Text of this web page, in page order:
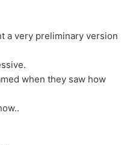
a very preliminary version
when they saw how